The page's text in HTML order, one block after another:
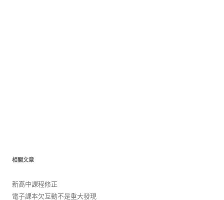
相關文章
新高中課程修正
電子課本欠互動不是重大發現